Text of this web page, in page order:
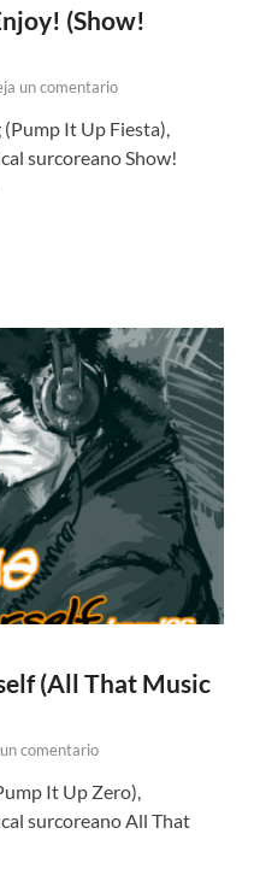
(Show!
un comentario
(Pump It Up Fiesta),
surcoreano Show!
(All That Music
comentario
It Up Zero),
surcoreano All That